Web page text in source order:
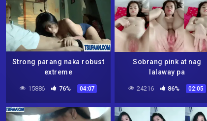
Strong parang naka robust
extreme
15886 76% 04:07
Sobrang pink at nag
lalaway pa
24216 86% 02:05